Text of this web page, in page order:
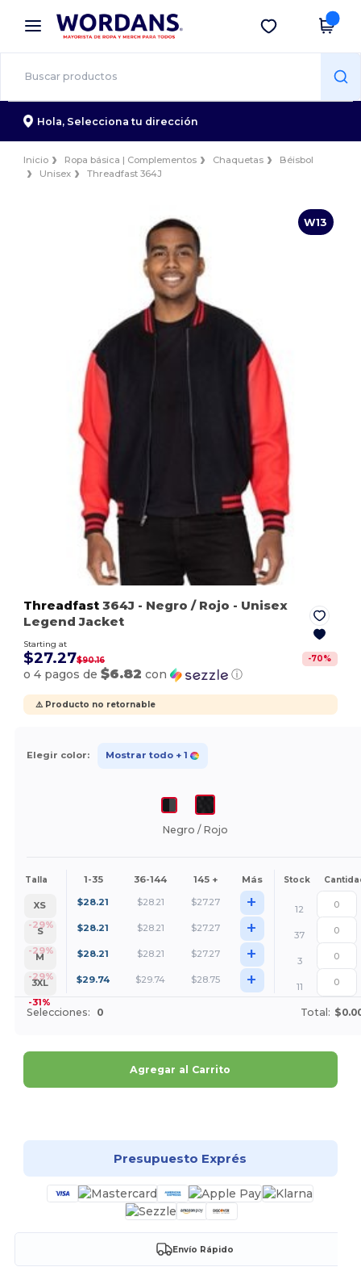
× App de Wordans
¡Mejores precios en app!
Descargar app
Hola, Selecciona tu dirección
Inicio Ropa básica | Complementos Chaquetas
Béisbol
Unisex
Threadfast 364J
W13
Threadfast 364J - Negro / Rojo - Unisex
Legend Jacket
Starting at
$27.27$90.16 -70%
o 4 pagos de$6.82 con ⓘ
⚠️ Producto no retornable
Elegir color: Mostrar todo + 1
Negro / Rojo
Talla 1-35 36-144 145 + Más Stock
XS
-29%
$28.21 $28.21 $27.27 +
12
S
-29%
$28.21 $28.21 $27.27 +
37
M
-29%
$28.21 $28.21 $27.27 +
3
3XL
-31%
$29.74 $29.74 $28.75 + 11
Selecciones: 0 Total:
Agregar al Carrito
Presupuesto Exprés
Envío Rápido